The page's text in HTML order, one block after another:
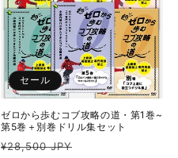
セール
ゼロから歩むコブ攻略の道・第1巻~
第5巻＋別巻ドリル集セット
通
¥28,500 JPY